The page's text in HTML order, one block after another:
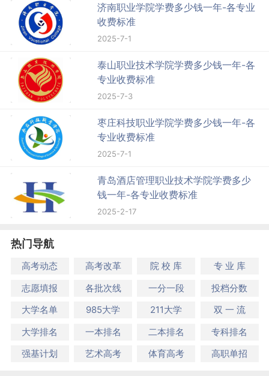
济南职业学院学费多少钱一年-各专业
收费标准
2025-7-1
泰山职业技术学院学费多少钱一年-各
专业收费标准
2025-7-3
枣庄科技职业学院学费多少钱一年-各
专业收费标准
2025-7-1
青岛酒店管理职业技术学院学费多少
钱一年-各专业收费标准
2025-2-17
热门导航
高考动态 高考改革 院 校 库
专 业 库
志愿填报
各批次线 一分一段
投档分数
大学名单
985大学 211大学
双 一 流
大学排名
一本排名 二本排名
专科排名
强基计划
艺术高考 体育高考 高职单招